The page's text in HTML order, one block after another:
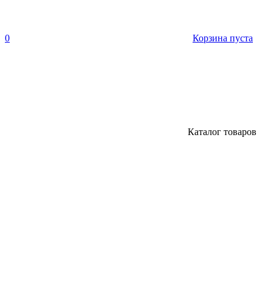
0 Корзина пуста
Каталог товаров